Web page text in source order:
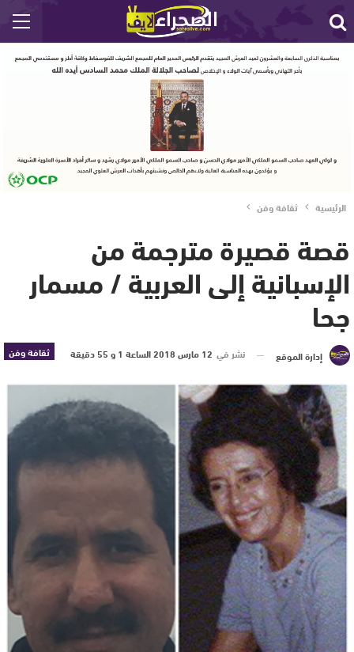
الرئيسية ثقافة وفن
قصة قصيرة مترجمة من
الإسبانية إلى العربية / مسمار
جحا
ثقافة وفن إدارة الموقع نشر في 12 مارس 2018 الساعة 1 و 55 دقيقة